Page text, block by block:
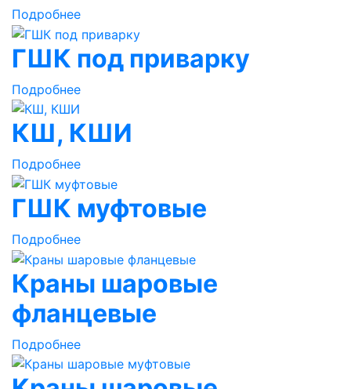
Подробнее
ГШК под приварку
Подробнее
КШ, КШИ
Подробнее
ГШК муфтовые
Подробнее
Краны шаровые
фланцевые
Подробнее